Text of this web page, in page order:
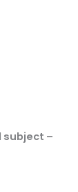
subject –